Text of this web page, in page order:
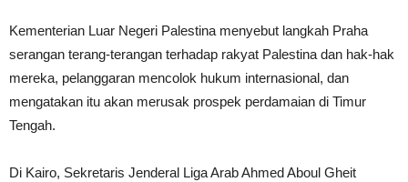
Kementerian Luar Negeri Palestina menyebut langkah Praha
serangan terang-terangan terhadap rakyat Palestina dan hak-hak
mereka, pelanggaran mencolok hukum internasional, dan
mengatakan itu akan merusak prospek perdamaian di Timur
Tengah.
Di Kairo, Sekretaris Jenderal Liga Arab Ahmed Aboul Gheit